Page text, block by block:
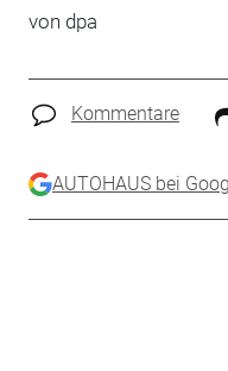
von dpa
Kommentare
AUTOHAUS bei